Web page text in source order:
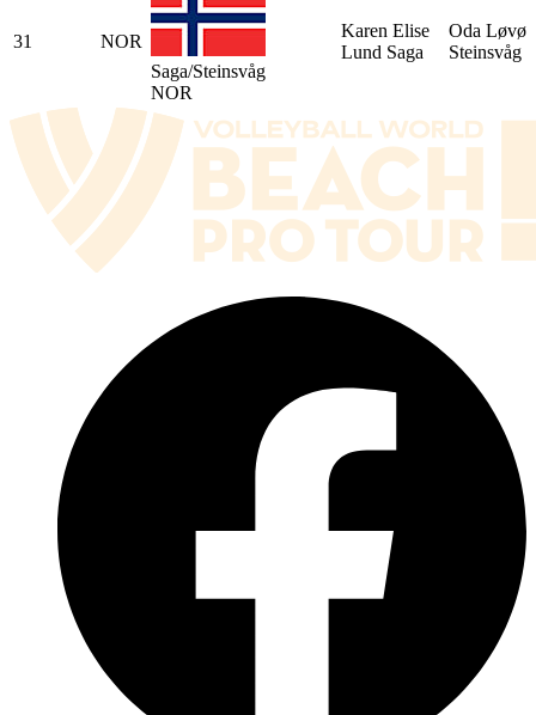
31
NOR
Saga/Steinsvåg
NOR
Karen Elise
Lund Saga
Oda Løvø
Steinsvåg